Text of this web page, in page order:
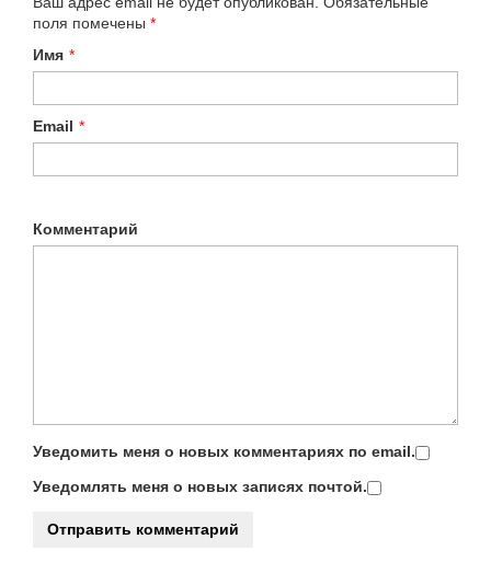
поля помечены *
Имя *
Email *
Комментарий
Уведомить меня о новых комментариях по email.
Уведомлять меня о новых записях почтой.